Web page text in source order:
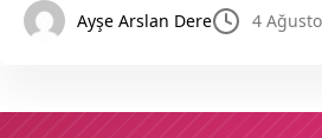
Ayşe Arslan Dere 4